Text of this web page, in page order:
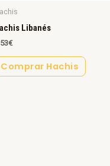
Libanés
€
Comprar Hachis